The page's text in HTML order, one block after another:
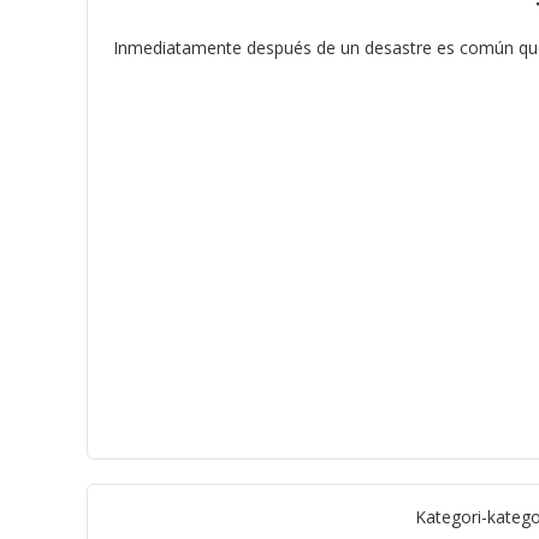
Inmediatamente después de un desastre es común
Kategori-